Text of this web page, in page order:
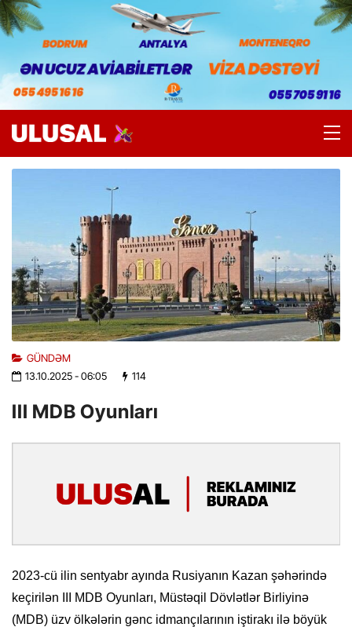
GÜNDƏM
13.10.2025- 06:05 114
III MDB Oyunları
2023-cü ilin sentyabr ayında Rusiyanın Kazan şəhərində
keçirilən III MDB Oyunları, Müstəqil Dövlətlər Birliyinə
(MDB) üzv ölkələrin gənc idmançılarının iştirakı ilə böyük